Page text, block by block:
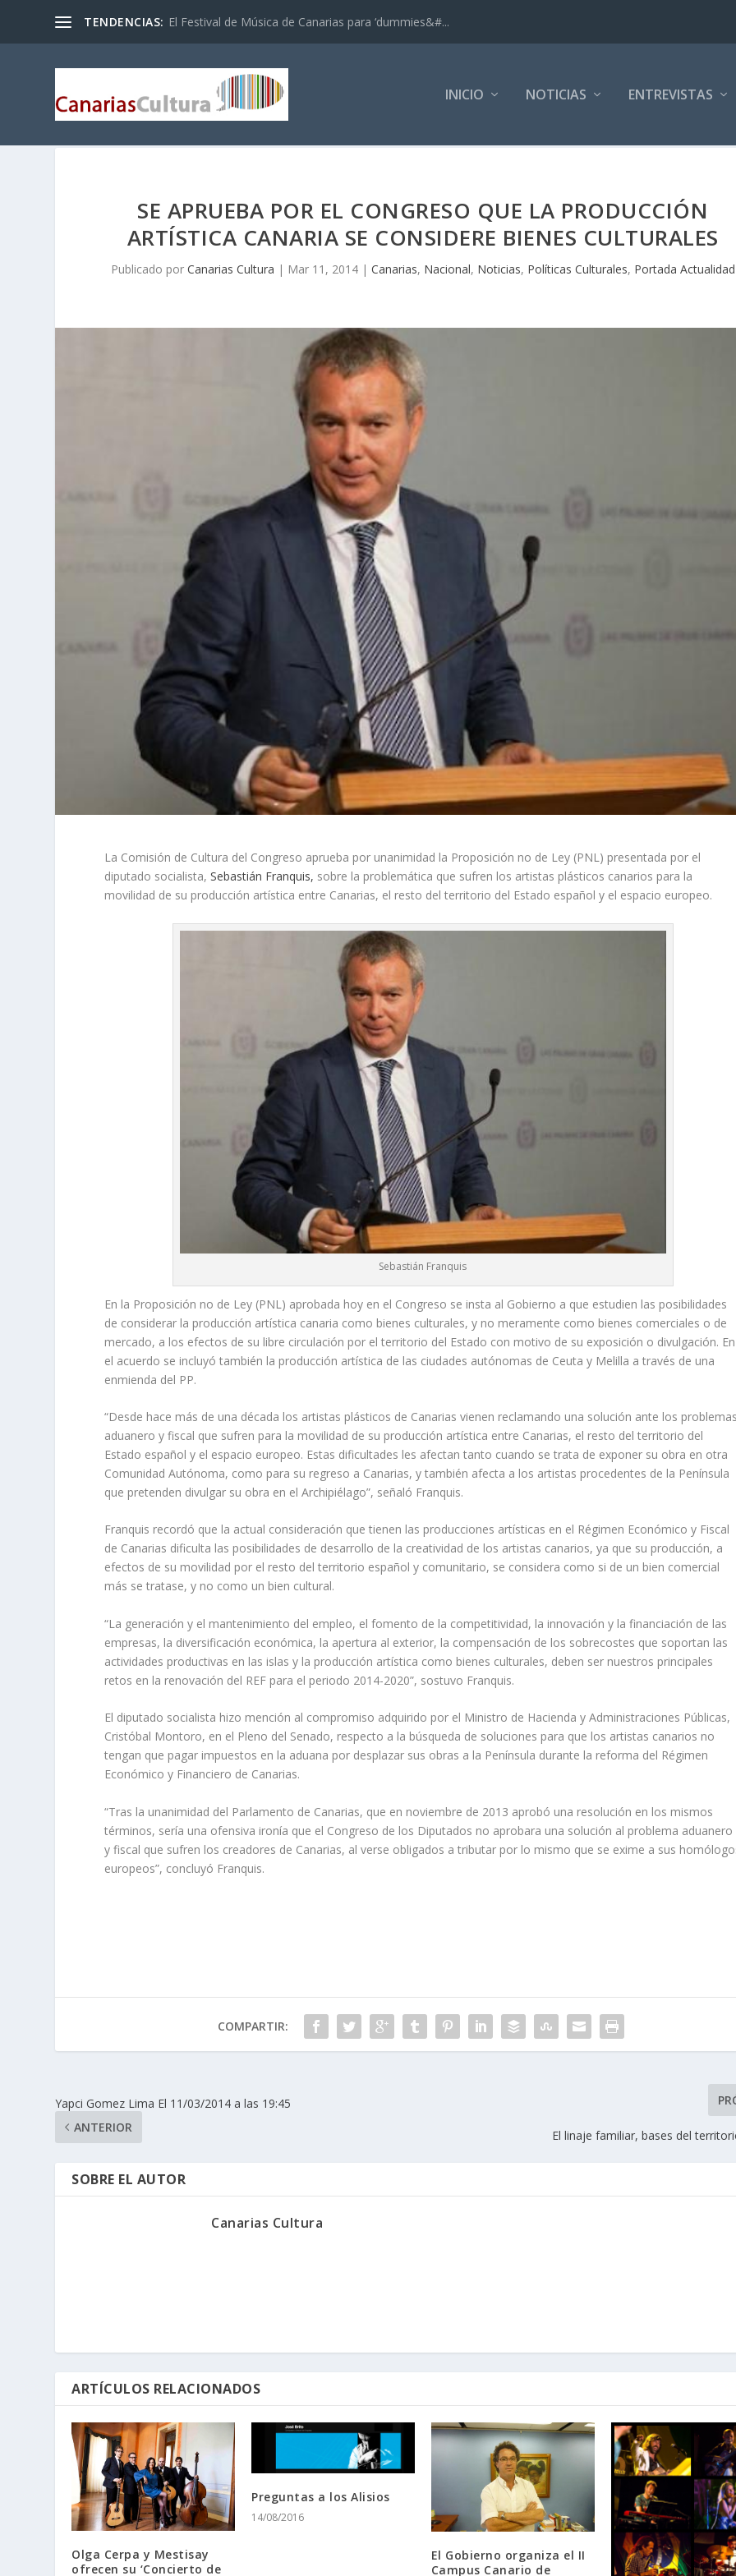
TENDENCIAS: El Festival de Música de Canarias para ‘dummies&#...
INICIO NOTICIAS ENTREVISTAS
SE APRUEBA POR EL CONGRESO QUE LA PRODUCCIÓN
ARTÍSTICA CANARIA SE CONSIDERE BIENES CULTURALES
Publicado por Canarias Cultura | Mar 11, 2014| Canarias, Nacional, Noticias, Políticas Culturales, Portada Actualidad
La Comisión de Cultura del Congreso aprueba por unanimidad la Proposición no de Ley (PNL) presentada por el
diputado socialista, Sebastián Franquis, sobre la problemática que sufren los artistas plásticos canarios para la
movilidad de su producción artística entre Canarias, el resto del territorio del Estado español y el espacio europeo.
Sebastián Franquis
En la Proposición no de Ley (PNL) aprobada hoy en el Congreso se insta al Gobierno a que estudien las posibilidades
de considerar la producción artística canaria como bienes culturales, y no meramente como bienes comerciales o de
mercado, a los efectos de su libre circulación por el territorio del Estado con motivo de su exposición o divulgación. En
el acuerdo se incluyó también la producción artística de las ciudades autónomas de Ceuta y Melilla a través de una
enmienda del PP.
“Desde hace más de una década los artistas plásticos de Canarias vienen reclamando una solución ante los
aduanero y fiscal que sufren para la movilidad de su producción artística entre Canarias, el resto del territorio del
Estado español y el espacio europeo. Estas dificultades les afectan tanto cuando se trata de exponer su obra en otra
Comunidad Autónoma, como para su regreso a Canarias, y también afecta a los artistas procedentes de la Península
que pretenden divulgar su obra en el Archipiélago”, señaló Franquis.
Franquis recordó que la actual consideración que tienen las producciones artísticas en el Régimen Económico y Fiscal
de Canarias dificulta las posibilidades de desarrollo de la creatividad de los artistas canarios, ya que su producción, a
efectos de su movilidad por el resto del territorio español y comunitario, se considera como si de un bien comercial
más se tratase, y no como un bien cultural.
“La generación y el mantenimiento del empleo, el fomento de la competitividad, la innovación y la financiación de las
empresas, la diversificación económica, la apertura al exterior, la compensación de los sobrecostes que soportan las
actividades productivas en las islas y la producción artística como bienes culturales, deben ser nuestros principales
retos en la renovación del REF para el periodo 2014-2020”, sostuvo Franquis.
El diputado socialista hizo mención al compromiso adquirido por el Ministro de Hacienda y Administraciones Públicas,
Cristóbal Montoro, en el Pleno del Senado, respecto a la búsqueda de soluciones para que los artistas canarios no
tengan que pagar impuestos en la aduana por desplazar sus obras a la Península durante la reforma del Régimen
Económico y Financiero de Canarias.
“Tras la unanimidad del Parlamento de Canarias, que en noviembre de 2013 aprobó una resolución en los mismos
términos, sería una ofensiva ironía que el Congreso de los Diputados no aprobara una solución al problema aduanero
y fiscal que sufren los creadores de Canarias, al verse obligados a tributar por lo mismo que se exime a sus
europeos”, concluyó Franquis.
COMPARTIR:
Yapci Gomez Lima El 11/03/2014 a las 19:45
ANTERIOR
El linaje familiar, bases del
SOBRE EL AUTOR
Canarias Cultura
ARTÍCULOS RELACIONADOS
Olga Cerpa y Mestisay
ofrecen su ‘Concierto de
Preguntas a los Alisios
14/08/2016
El Gobierno organiza el II
Campus Canario de